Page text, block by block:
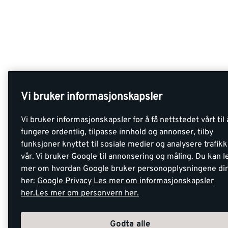
Vi bruker informasjonskapsler
Vi bruker informasjonskapsler for å få nettstedet vårt til
fungere ordentlig, tilpasse innhold og annonser, tilby
funksjoner knyttet til sosiale medier og analysere
vår. Vi bruker Google til annonsering og måling. Du kan
mer om hvordan Google bruker personopplysningene
her: Google Privacy Les mer om informasjonskapsler
her.Les mer om personvern her.
Godta alle